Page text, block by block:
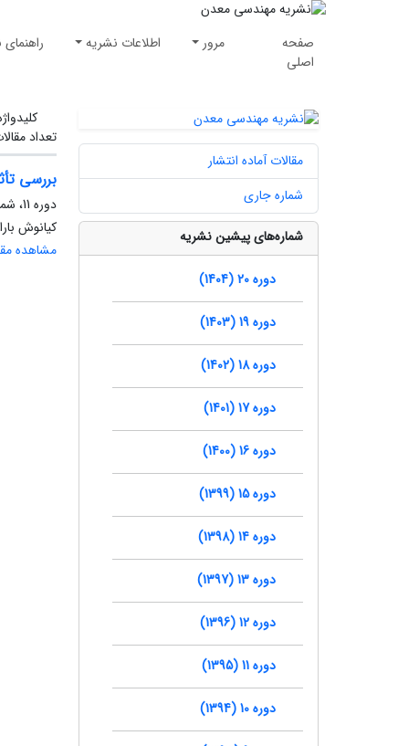
صفحه
اصلی
مرور اطلاعات نشریه
تعداد
بررسی
دوره 11، شماره 32، پاییز 1395، صفحه
کیانوش
مشاهده
مقالات آماده انتشار
شماره جاری
شماره‌های پیشین نشریه
دوره 20 (1404)
دوره 19 (1403)
دوره 18 (1402)
دوره 17 (1401)
دوره 16 (1400)
دوره 15 (1399)
دوره 14 (1398)
دوره 13 (1397)
دوره 12 (1396)
دوره 11 (1395)
دوره 10 (1394)